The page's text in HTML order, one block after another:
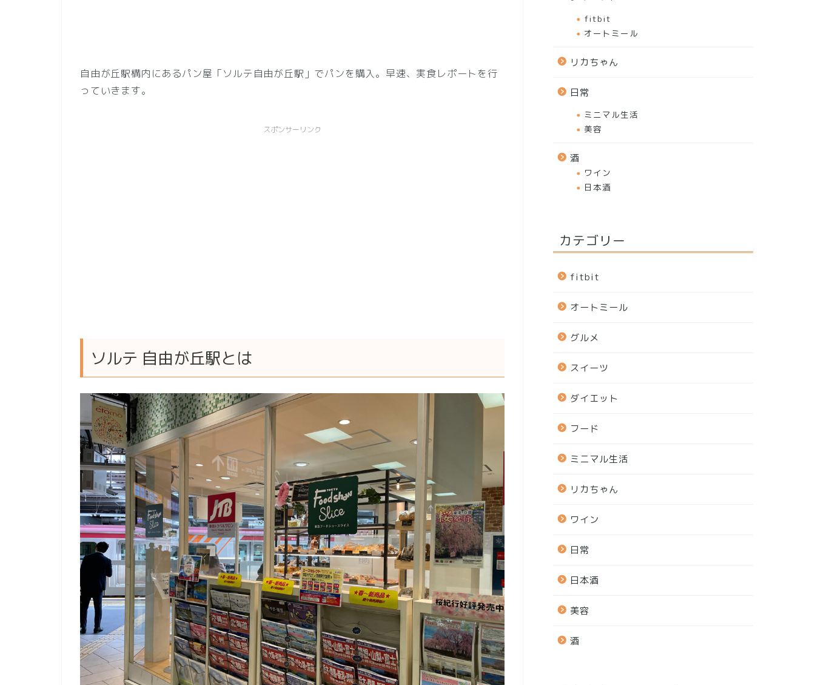
自由が丘駅構内にあるパン屋「ソルテ自由が丘駅」でパンを購入。早速、実食レポートを行
っていきます。
スポンサーリンク
ソルテ 自由が丘駅とは
fitbit
オートミール
リカちゃん
日常
ミニマル生活
美容
酒
ワイン
日本酒
カテゴリー
fitbit
オートミール
グルメ
スイーツ
ダイエット
フード
ミニマル生活
リカちゃん
ワイン
日常
日本酒
美容
酒